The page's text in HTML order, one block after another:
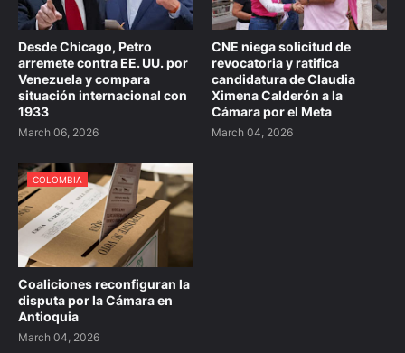
Desde Chicago, Petro
arremete contra EE. UU. por
Venezuela y compara
situación internacional con
1933
March 06, 2026
CNE niega solicitud de
revocatoria y ratifica
candidatura de Claudia
Ximena Calderón a la
Cámara por el Meta
March 04, 2026
COLOMBIA
Coaliciones reconfiguran la
disputa por la Cámara en
Antioquia
March 04, 2026